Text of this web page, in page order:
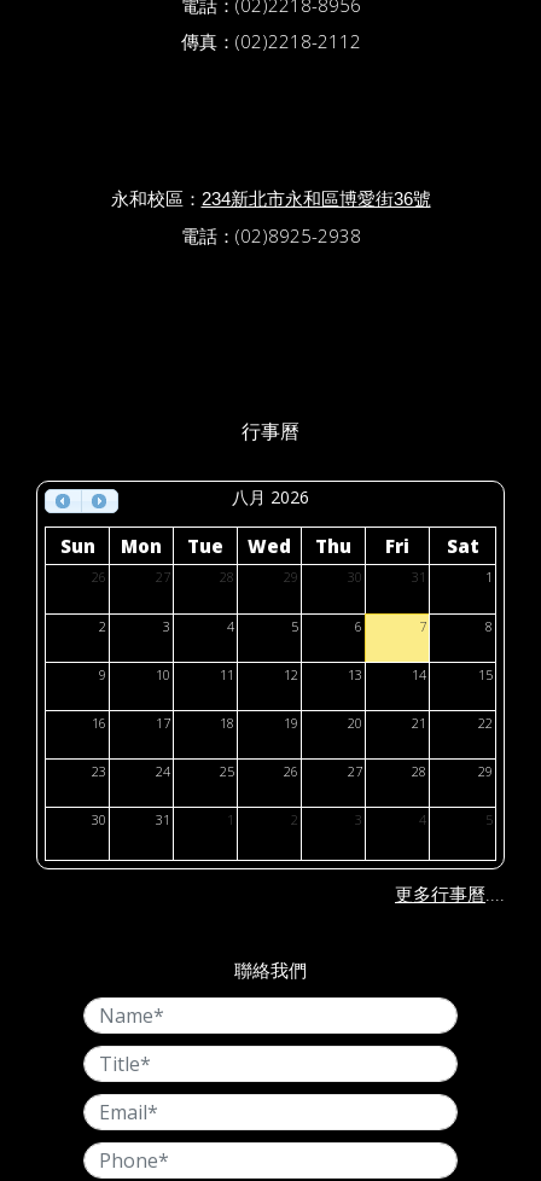
電話：(02)2218-8956
傳真：(02)2218-2112
永和校區： 234新北市永和區博愛街36號
電話：(02)8925-2938
行事曆
八月 2026
Sun Mon Tue Wed Thu Fri Sat
26 27 28 29 30 31 1
2 3 4 5 6 7 8
9 10 11 12 13 14 15
16 17 18 19 20 21 22
23 24 25 26 27 28 29
30 31 1 2 3 4 5
更多行事曆....
聯絡我們